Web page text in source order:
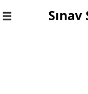
Toggle
Sınav